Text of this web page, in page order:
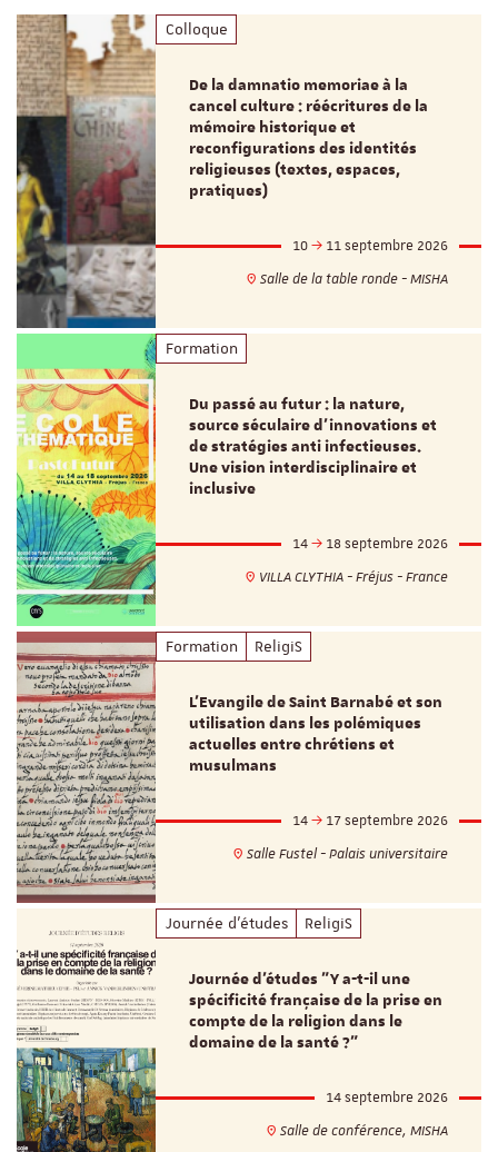
Colloque
De la damnatio memoriae à la
cancel culture : réécritures de la
mémoire historique et
reconfigurations des identités
religieuses (textes, espaces,
pratiques)
10
11 septembre 2026
Salle de la table ronde - MISHA
Formation
Du passé au futur : la nature,
source séculaire d’innovations et
de stratégies anti infectieuses.
Une vision interdisciplinaire et
inclusive
14
18 septembre 2026
VILLA CLYTHIA - Fréjus - France
Formation ReligiS
L’Evangile de Saint Barnabé et son
utilisation dans les polémiques
actuelles entre chrétiens et
musulmans
14
17 septembre 2026
Salle Fustel - Palais universitaire
Journée d'études ReligiS
Journée d’études "Y a-t-il une
spécificité française de la prise en
compte de la religion dans le
domaine de la santé ?"
14 septembre 2026
Salle de conférence, MISHA